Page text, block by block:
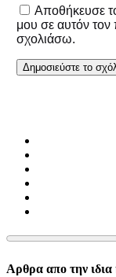
Αποθήκευσε
μου σε αυτόν
σχολιάσω.
Αρθρα απο την ιδια